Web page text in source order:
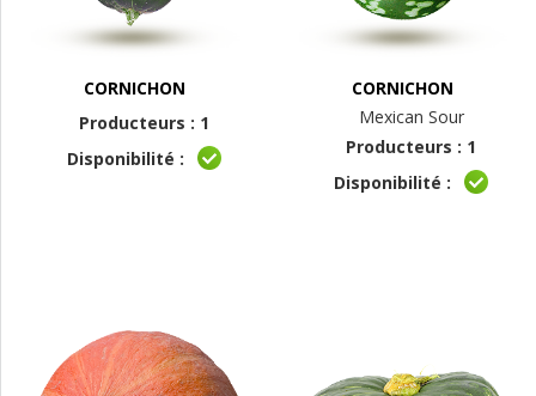
CORNICHON
Producteurs : 1
Disponibilité :
CORNICHON
Mexican Sour
Producteurs : 1
Disponibilité :